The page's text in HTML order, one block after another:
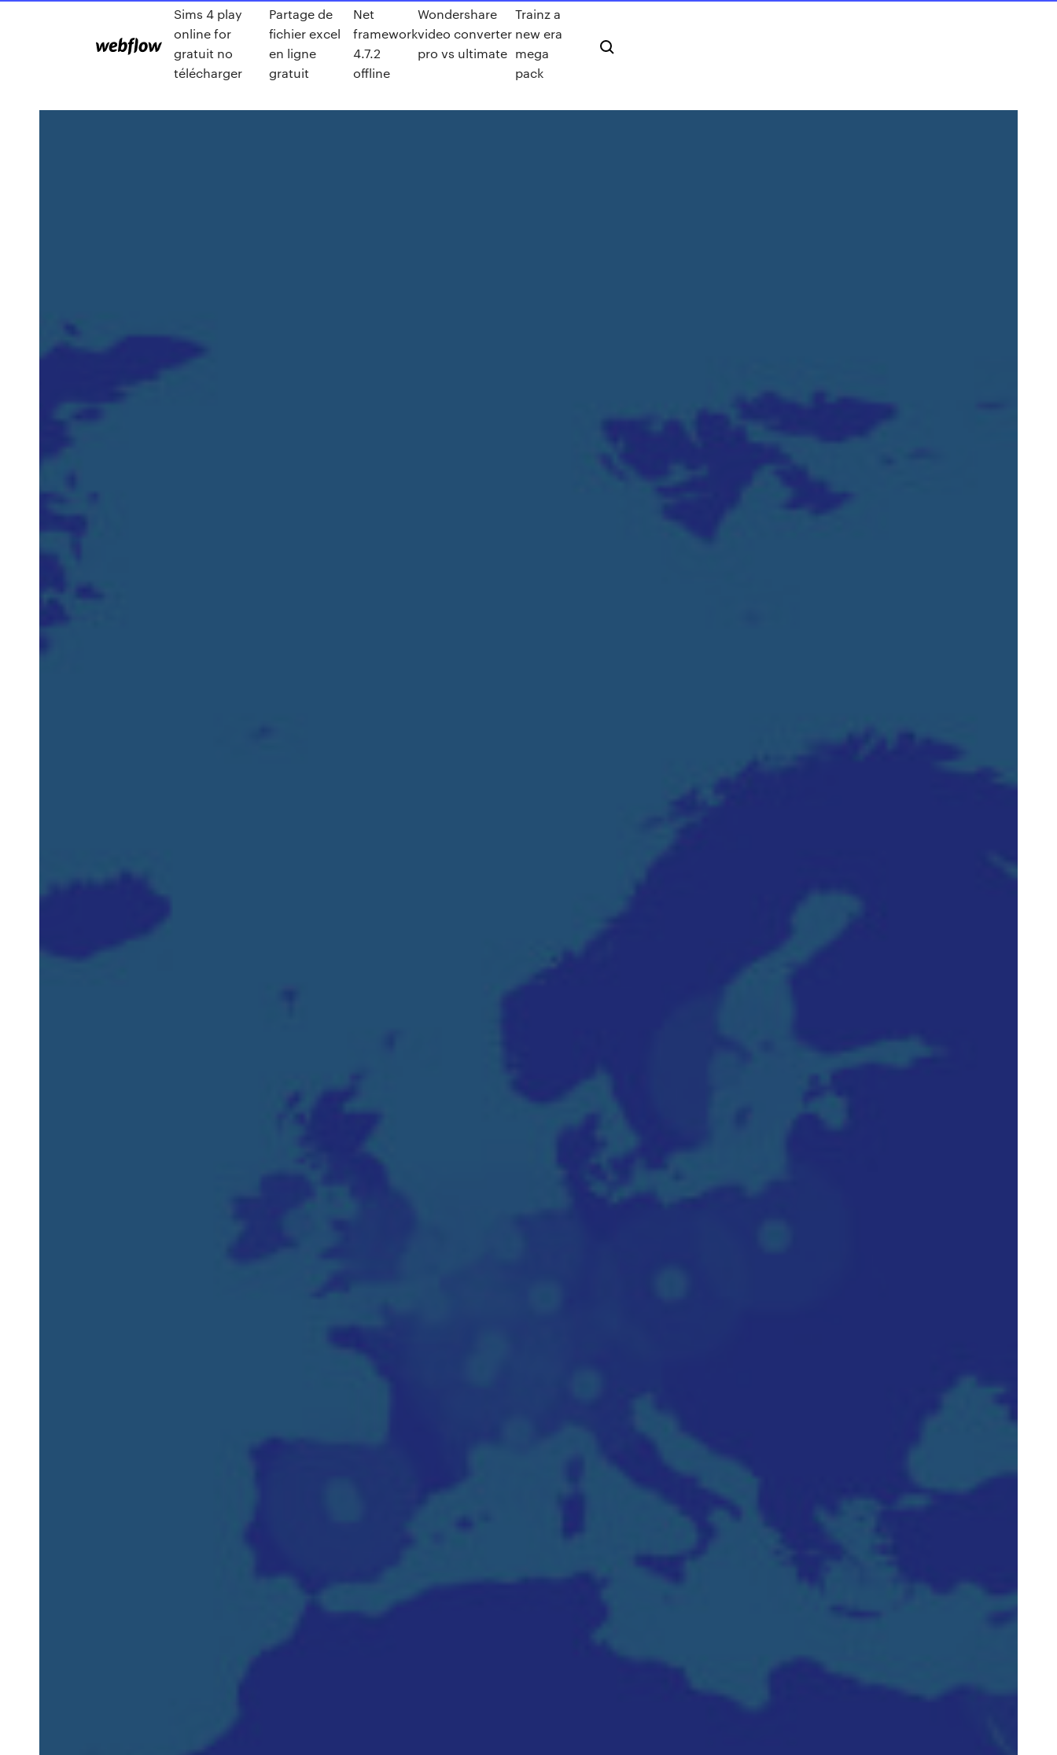
Sims 4 play
online for
gratuit no
télécharger
Partage de
fichier excel
en ligne
gratuit
Net
framework
4.7.2
offline
Wondershare
video converter
pro vs ultimate
Trainz a
new era
mega
pack